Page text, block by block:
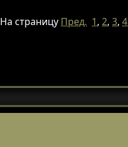
На страницу Пред. 1, 2, 3, 4